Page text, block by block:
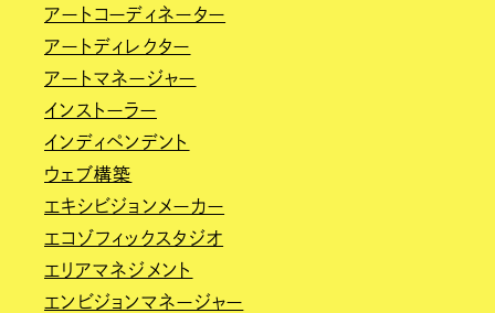
アートコーディネーター
アートディレクター
アートマネージャー
インストーラー
インディペンデント
ウェブ構築
エキシビジョンメーカー
エコゾフィックスタジオ
エリアマネジメント
エンビジョンマネージャー